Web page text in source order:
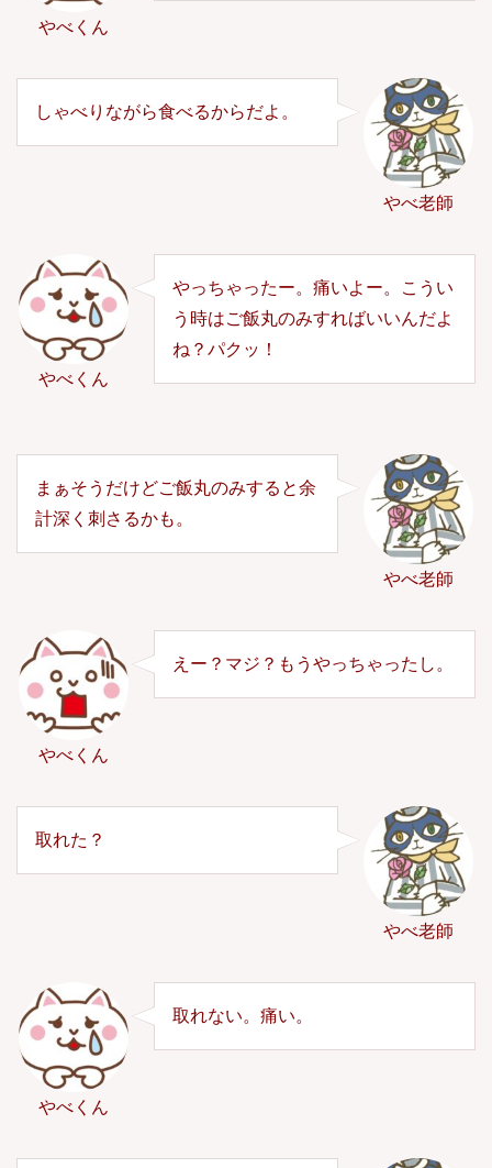
やべくん
やべ老師
しゃべりながら食べるからだよ。
やべくん
やっちゃったー。痛いよー。こうい
う時はご飯丸のみすればいいんだよ
ね？パクッ！
やべ老師
まぁそうだけどご飯丸のみすると余
計深く刺さるかも。
やべくん
えー？マジ？もうやっちゃったし。
やべ老師
取れた？
やべくん
取れない。痛い。